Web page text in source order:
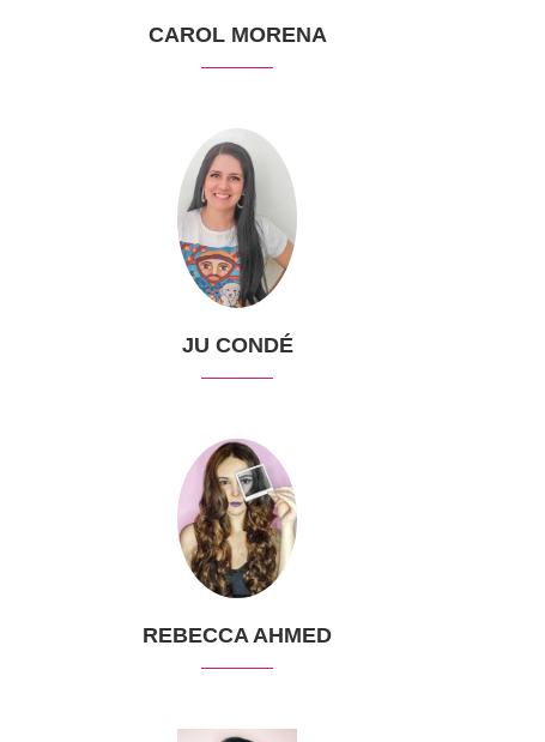
CAROL MORENA
JU CONDÉ
REBECCA AHMED